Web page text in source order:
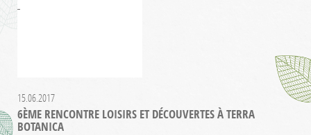
15.06.2017
6ÈME RENCONTRE LOISIRS ET DÉCOUVERTES À TERRA
BOTANICA